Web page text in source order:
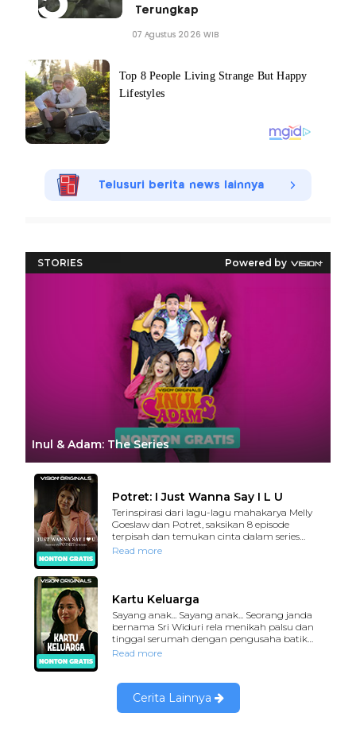
Terungkap
07 Agustus 2026 WIB
Telusuri berita news lainnya